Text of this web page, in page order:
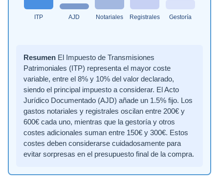
ITP AJD Notariales Registrales Gestoría
Resumen El Impuesto de Transmisiones
Patrimoniales (ITP) representa el mayor coste
variable, entre el 8% y 10% del valor declarado,
siendo el principal impuesto a considerar. El Acto
Jurídico Documentado (AJD) añade un 1.5% fijo. Los
gastos notariales y registrales oscilan entre 200€ y
600€ cada uno, mientras que la gestoría y otros
costes adicionales suman entre 150€ y 300€. Estos
costes deben considerarse cuidadosamente para
evitar sorpresas en el presupuesto final de la compra.